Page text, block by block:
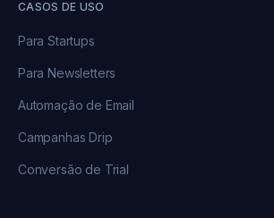
CASOS DE USO
Para Startups
Para Newsletters
Automação de Email
Campanhas Drip
Conversão de Trial